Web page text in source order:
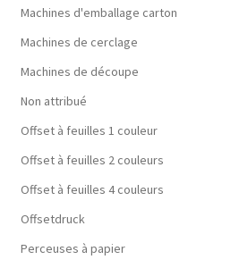
Machines d'emballage carton
Machines de cerclage
Machines de découpe
Non attribué
Offset à feuilles 1 couleur
Offset à feuilles 2 couleurs
Offset à feuilles 4 couleurs
Offsetdruck
Perceuses à papier